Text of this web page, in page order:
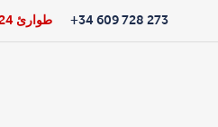
طوارئ 24 ساعة 273 728 609 34+